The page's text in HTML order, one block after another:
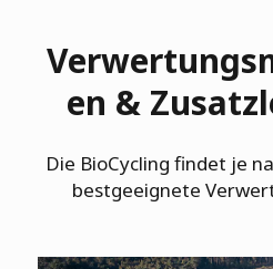
en &
Die BioCycling findet je
bestgeeignete